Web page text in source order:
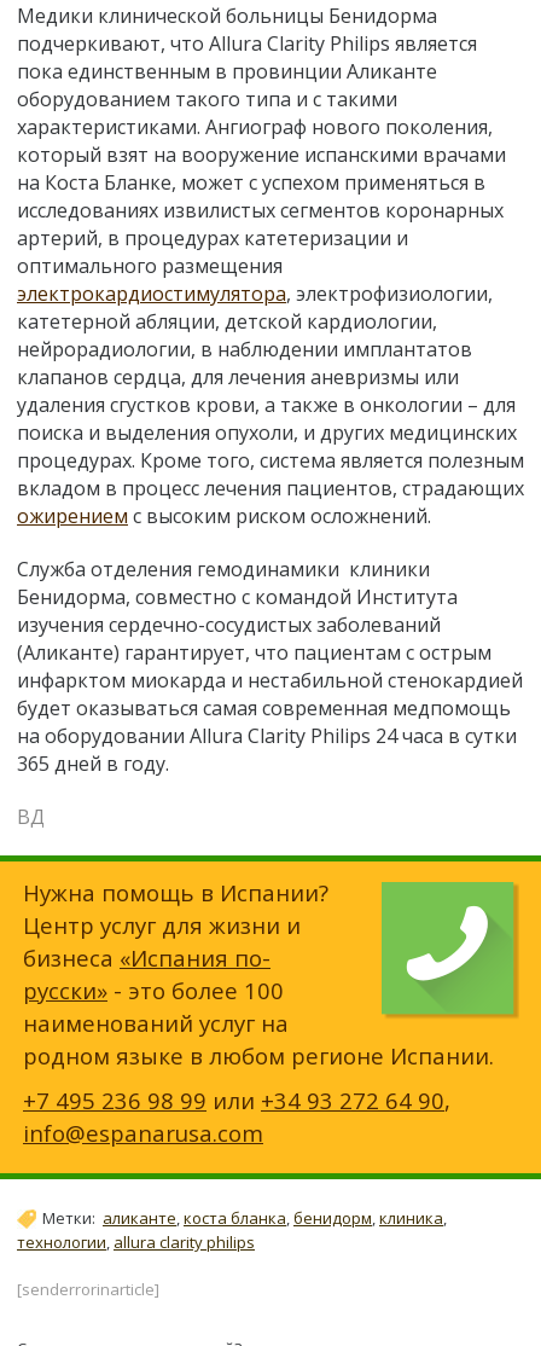
Медики клинической больницы Бенидорма
подчеркивают, что Allura Clarity Philips является
пока единственным в провинции Аликанте
оборудованием такого типа и с такими
характеристиками. Ангиограф нового поколения,
который взят на вооружение испанскими врачами
на Коста Бланке, может с успехом применяться в
исследованиях извилистых сегментов коронарных
артерий, в процедурах катетеризации и
оптимального размещения
электрокардиостимулятора, электрофизиологии,
катетерной абляции, детской кардиологии,
нейрорадиологии, в наблюдении имплантатов
клапанов сердца, для лечения аневризмы или
удаления сгустков крови, а также в онкологии – для
поиска и выделения опухоли, и других медицинских
процедурах. Кроме того, система является полезным
вкладом в процесс лечения пациентов, страдающих
ожирением с высоким риском осложнений.
Служба отделения гемодинамики клиники
Бенидорма, совместно с командой Института
изучения сердечно-сосудистых заболеваний
(Аликанте) гарантирует, что пациентам с острым
инфарктом миокарда и нестабильной стенокардией
будет оказываться самая современная медпомощь
на оборудовании Allura Clarity Philips 24 часа в сутки
365 дней в году.
ВД
Нужна помощь в Испании?
Центр услуг для жизни и
бизнеса «Испания по-
русски» - это более 100
наименований услуг на
родном языке в любом регионе Испании.
+7 495 236 98 99 или +34 93 272 64 90,
info@espanarusa.com
Метки: аликанте,коста бланка,бенидорм,клиника,
технологии, allura clarity philips
[senderrorinarticle]